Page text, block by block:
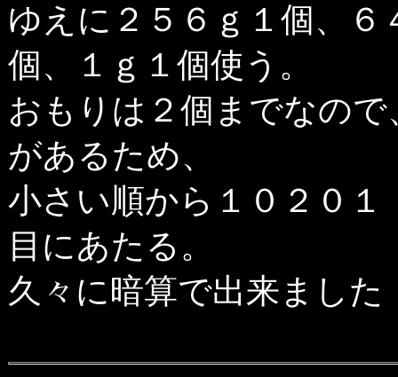
ゆえに２５６ｇ１個、６
個、１ｇ１個使う。
おもりは２個までなの
があるため、
小さい順から１０２０
目にあたる。
久々に暗算で出来ました